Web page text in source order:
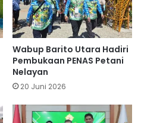
Wabup Barito Utara Hadiri
Pembukaan PENAS Petani
Nelayan
20 Juni 2026